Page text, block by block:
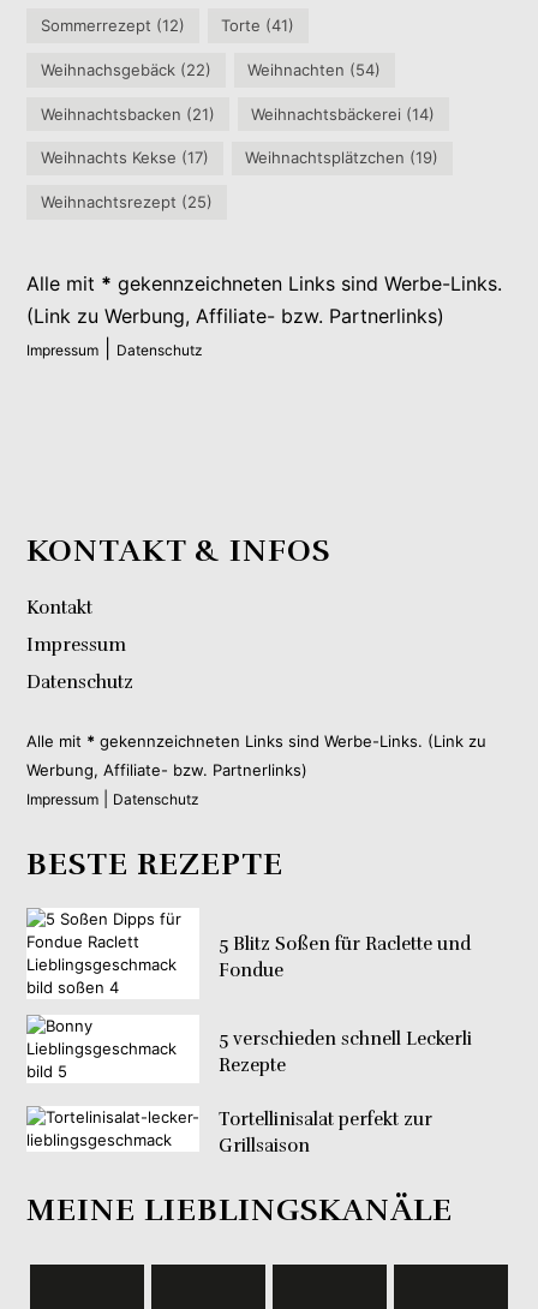
Sommerrezept (12) Torte (41)
Weihnachsgebäck (22) Weihnachten (54)
Weihnachtsbacken (21) Weihnachtsbäckerei (14)
Weihnachts Kekse (17) Weihnachtsplätzchen (19)
Weihnachtsrezept (25)
Alle mit * gekennzeichneten Links sind Werbe-Links.
(Link zu Werbung, Affiliate- bzw. Partnerlinks)
Impressum Datenschutz
KONTAKT & INFOS
Kontakt
Impressum
Datenschutz
Alle mit * gekennzeichneten Links sind Werbe-Links. (Link zu
Werbung, Affiliate- bzw. Partnerlinks)
Impressum Datenschutz
BESTE REZEPTE
5 Blitz Soßen für Raclette und
Fondue
5 verschieden schnell Leckerli
Rezepte
Tortellinisalat perfekt zur
Grillsaison
MEINE LIEBLINGSKANÄLE